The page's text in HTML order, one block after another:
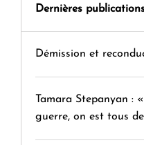
Dernières
Démission et
Tamara Stepanyan :
guerre, on est tous